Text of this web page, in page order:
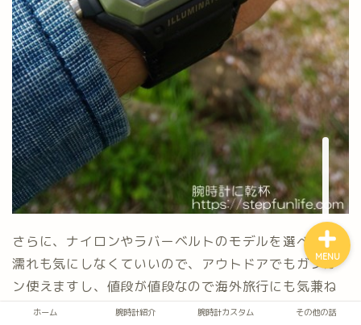
さらに、ナイロンやラバーベルトのモデルを選べば水
濡れも気にしなくていいので、アウトドアでもガンガ
ン使えますし、値段が値段なので海外旅行にも気兼ね
なく着けていけますよね。又、ちょっと高級感が欲し
ホーム 腕時計紹介 腕時計カスタム その他の話
MENU
ホーム
腕時計紹介
腕時計カスタム
その他の話